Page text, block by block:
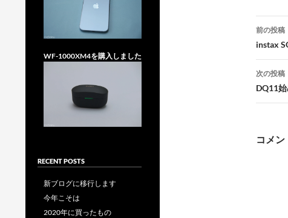
投
稿
ナ
ビ
ゲ
前の投稿
instax
次の投稿
DQ11
コメ
WF-1000XM4を購入しました
RECENT POSTS
新ブログに移行します
今年こそは
2020年に買ったもの